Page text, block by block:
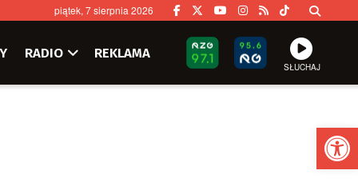
piątek, 7 sierpnia 2026
RADIO REKLAMA
SŁUCHAJ